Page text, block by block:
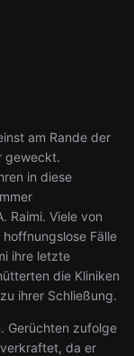
am Rande der
geweckt.
in diese
Raimi. Viele von
Fälle
ihre letzte
die Kliniken
ihrer Schließung.
Gerüchten zufolge
da er